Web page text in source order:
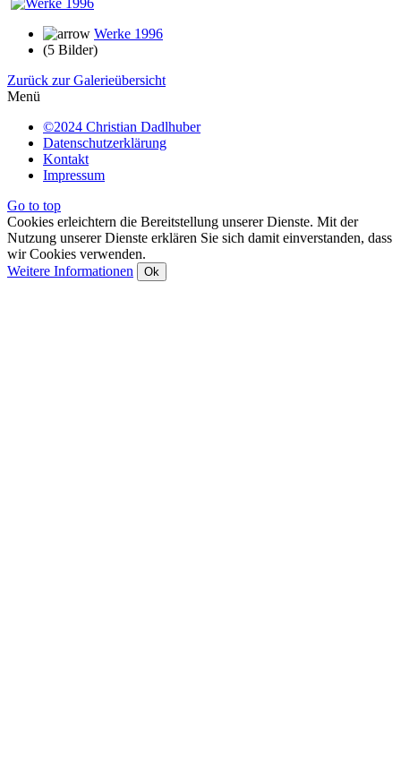
Werke 1996
(5 Bilder)
Zurück zur Galerieübersicht
Menü
©2024 Christian Dadlhuber
Datenschutzerklärung
Kontakt
Impressum
Go to top
Cookies erleichtern die Bereitstellung unserer Dienste. Mit der
Nutzung unserer Dienste erklären Sie sich damit einverstanden, dass
wir Cookies verwenden.
Weitere Informationen
Ok